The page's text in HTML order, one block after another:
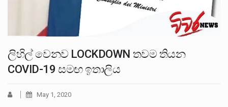
ලිහිල් වෙනව LOCKDOWN තවම තියන
COVID-19 සමඟ ඉතාලිය
May 1, 2020